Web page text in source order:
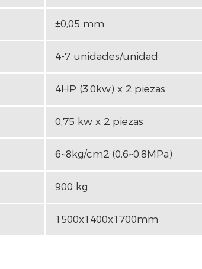
±0,05 mm
4-7 unidades/unidad
4HP (3.0kw) x 2 piezas
0,75 kw x 2 piezas
6~8kg/cm2 (0,6~0,8MPa)
900 kg
1500x1400x1700mm